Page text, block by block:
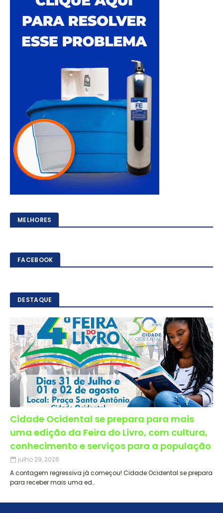
MELHORES
FACEBOOK
DESTAQUE
Cidade Ocidental se prepara para mais
uma edição da Feira do Livro, com cultura,
conhecimento e serviços para a população
julho 29, 2026
A contagem regressiva já começou! Cidade Ocidental se prepara
para receber mais uma ed…